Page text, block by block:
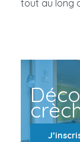
tout au long